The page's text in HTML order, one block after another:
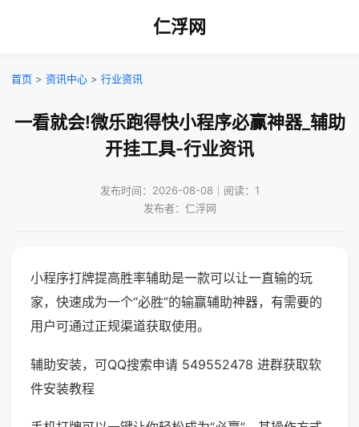
仁浮网
首页 > 资讯中心 > 行业资讯
一看就会!微乐跑得快小程序必赢神器_辅助
开挂工具-行业资讯
发布时间：2026-08-08｜阅读：1
发布者：仁浮网
小程序打牌提高胜率辅助是一款可以让一直输的玩
家，快速成为一个“必胜”的输赢辅助神器，有需要的
用户可通过正规渠道获取使用。
辅助安装，可QQ搜索申请 549552478 进群获取软
件安装教程